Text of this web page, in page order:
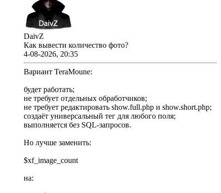
DaivZ
Как вывести количество фото?
4-08-2026, 20:35
Вариант TeraMoune:
будет работать;
не требует отдельных обработчиков;
не требует редактировать show.full.php и show.short.php;
создаёт универсальный тег для любого поля;
выполняется без SQL-запросов.
Но лучше заменить:
$xf_image_count
на: